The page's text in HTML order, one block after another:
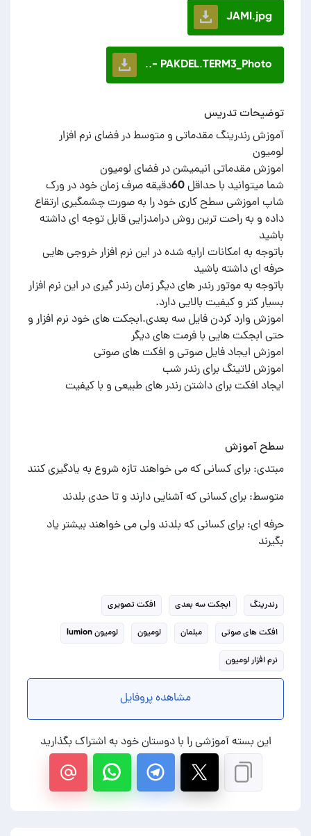
JAMI.jpg
PAKDEL.TERM3_Photo -..
توضیحات تدریس
آموزش رندرینگ مقدماتی و متوسط در فضای نرم افزار
شما میتوانید با حداقل 60دقیقه صرف زمان خود در ورک
شاپ اموزشی سطح کاری خود را به صورت چشمگیری ارتقاع
داده و به راحت ترین روش درامدزایی قابل توجه ای داشته
باتوجه به امکانات ارایه شده در این نرم افزار خروجی هایی
باتوجه به موتور رندر های دیگر زمان رندر گیری در این نرم افزار
اموزش وارد کردن فایل سه بعدی.ابجکت های خود نرم افزار و
ایجاد افکت برای داشتن رندر های طبیعی و با کیفیت
سطح آموزش
مبتدی: برای کسانی که می خواهند تازه شروع به یادگیری کنند
متوسط: برای کسانی که آشنایی دارند و تا حدی بلدند
حرفه ای: برای کسانی که بلدند ولی می خواهند بیشتر یاد
بگیرند
رندرینگ ابجکت سه بعدی افکت تصویری
افکت های صوتی مبلمان لومیون لومیون lumion
نرم افزار لومیون
مشاهده پروفایل
این بسته آموزشی را با دوستان خود به اشتراک بگذارید